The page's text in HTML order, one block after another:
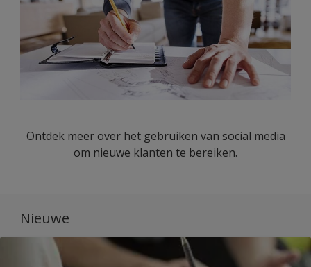
Ontdek meer over het gebruiken van social media
om nieuwe klanten te bereiken.
Nieuwe